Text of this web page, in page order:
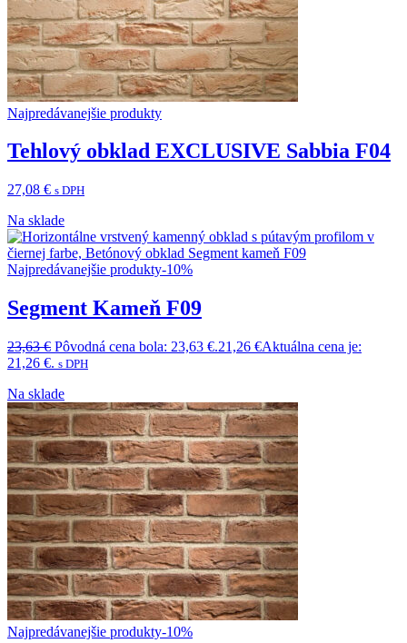
Najpredávanejšie produkty
Tehlový obklad EXCLUSIVE Sabbia F04
27,08 € s DPH
Na sklade
Najpredávanejšie produkty-10%
Segment Kameň F09
23,63€ Pôvodná cena bola: 23,63 €.21,26 €Aktuálna cena je:
21,26 €. s DPH
Na sklade
Najpredávanejšie produkty-10%